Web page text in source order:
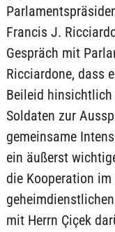
Francis J.
Gespräch mit
Ricciardone, dass
Beileid
Soldaten zur
gemeinsame
ein äußerst
die Kooperation
mit Herrn Çiçek